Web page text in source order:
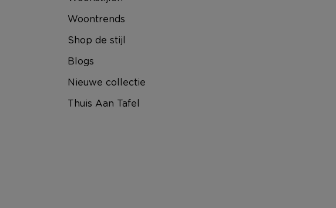
Woontrends
Shop de stijl
Blogs
Nieuwe collectie
Thuis Aan Tafel